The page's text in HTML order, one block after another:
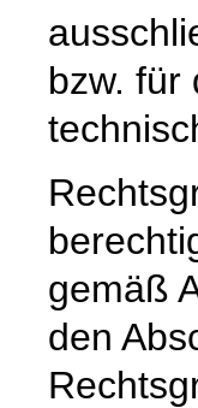
bzw. für
gemäß
den